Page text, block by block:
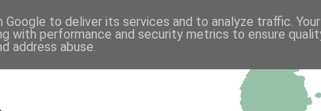
to deliver its services and to analyze traffic.
with performance and security metrics to ensure
address abuse.